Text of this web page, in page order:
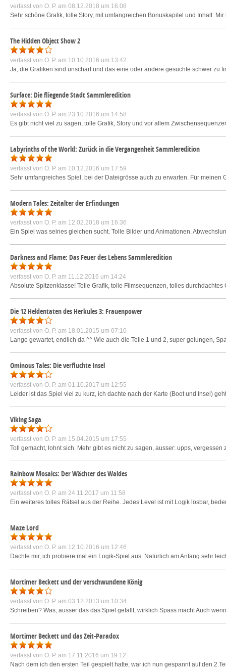
verfasst von O. P. am 08.12.2018 um 16:08
Sehr schöne Grafik, tolle Story, mit umfangreichen Bonuskapitel und Inhalt.
The Hidden Object Show 2
verfasst von O. P. am 10.10.2016 um 13:42
Ja, die Grafiken sind unscharf und das eine oder andere gesuchte schwer zu
Surface: Die fliegende Stadt Sammleredition
verfasst von O. P. am 23.10.2016 um 14:58
Es gibt nicht viel zu sagen, tolle Grafik, Story und vor allem
Labyrinths of the World: Zurück in die Vergangenheit Sammleredition
verfasst von O. P. am 10.12.2016 um 17:59
Sehr umfangreiches Spiel, bei der Dateigrösse auch zu erwarten. Für
Modern Tales: Zeitalter der Erfindungen
verfasst von O. P. am 12.02.2018 um 16:36
Ein Spiel was seines gleichen sucht. Tolle Bilder und Animationen.
Darkness and Flame: Das Feuer des Lebens Sammleredition
verfasst von O. P. am 11.12.2016 um 14:24
Absolute Spitzenklasse! Tolle Grafik, tolle Filmsequenzen, tolles
Die 12 Heldentaten des Herkules 3: Frauenpower
verfasst von O. P. am 18.01.2015 um 07:10
Lange gewartet, endlich da ^^ Wie auch die Teile 1 und 2, super gelungen,
Ominous Tales: Die verfluchte Insel
verfasst von O. P. am 01.10.2017 um 12:55
Leider ist das Spiel viel zu kurz, ich dachte nach der Karte (Boot und Insel)
Viking Saga
verfasst von O. P. am 15.04.2015 um 17:55
Toll gemacht, lohnt sich. Mehr gibt es nicht zu sagen, ausser: upps,
Rainbow Mosaics: Der Wächter des Waldes
verfasst von O. P. am 24.11.2017 um 11:58
Ein weiteres tolles Rätsel aus der Reihe. Jedes Level ist mit Logik lösbar,
Maze Lord
verfasst von O. P. am 12.10.2016 um 12:46
Dachte mir, ich probiere mal ein Logik-Spiel aus. Natürlich am Anfang sehr
Mortimer Beckett und der verschwundene König
verfasst von O. P. am 03.12.2013 um 10:34
Schreiben? Was, ausser das das Spiel gefällt, wirklich Spass macht Auch
Mortimer Beckett und das Zeit-Paradox
verfasst von O. P. am 17.11.2016 um 19:12
Nach dem ich den ersten Teil gespielt hatte, war ich nun gespannt auf den